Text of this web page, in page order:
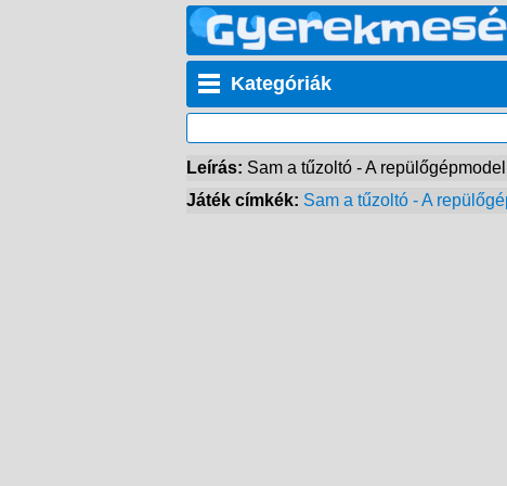
Kategóriák
Leírás: Sam a tűzoltó - A
Játék címkék: Sam a tűzoltó - A